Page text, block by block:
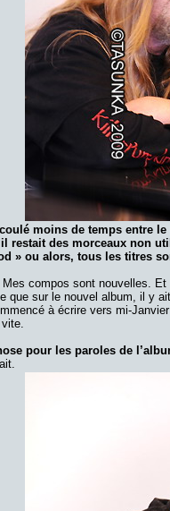
moins de temps entre
restait des morceaux non
» ou alors, tous les titres
Mes compos sont nouvelles.
que sur le nouvel album, il y
à écrire vers mi-
pour les paroles de